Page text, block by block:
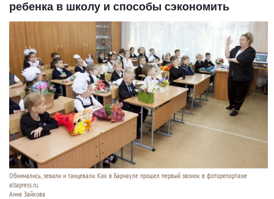
ребенка в школу и способы сэкономить
Обнимались, зевали и танцевали. Как в Барнауле прошел первый звонок в фоторепортаже
altapress.ru.
Анна Зайкова